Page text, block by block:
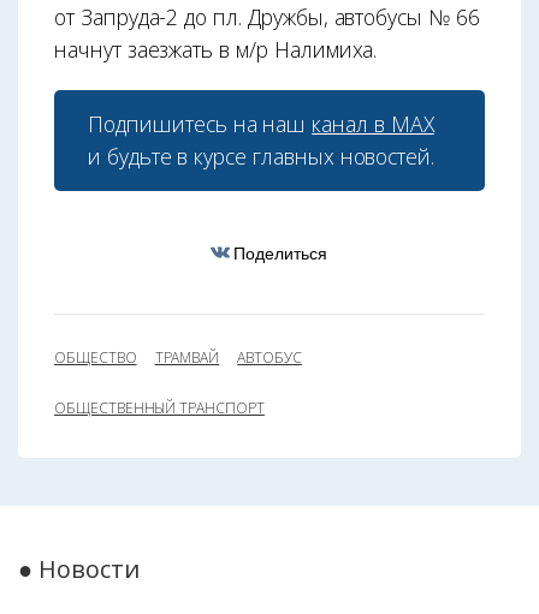
от Запруда-2 до пл. Дружбы, автобусы № 66
начнут заезжать в м/р Налимиха.
Подпишитесь на наш канал в МАХ
и будьте в курсе главных новостей.
Поделиться
ОБЩЕСТВО ТРАМВАЙ АВТОБУС
ОБЩЕСТВЕННЫЙ ТРАНСПОРТ
● Новости